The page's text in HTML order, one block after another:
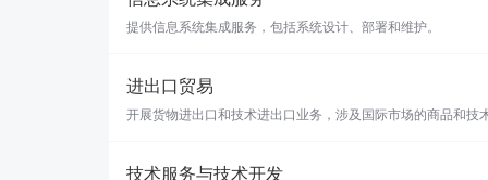
提供信息系统集成服务，包括系统设计、部署和维护。
进出口贸易
开展货物进出口和技术进出口业务，涉及国际市场的商品和技
技术服务与技术开发